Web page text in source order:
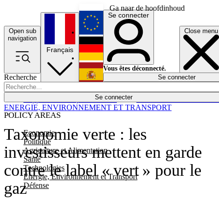
Ga naar de hoofdinhoud
Open sub
navigation
Close menu
Recherche
Se connecter
POLICY AREAS
Economie
Politique
Agriculture et Alimentation
Santé
Technologies
Energie, Environnement et Transport
Défense
Économie
Français
English
Deutsch
Español
Se connecter
Vous êtes déconnecté.
Se connecter
Taxonomie verte : les
investisseurs mettent en garde
contre le label « vert » pour le
gaz
ENERGIE, ENVIRONNEMENT ET TRANSPORT